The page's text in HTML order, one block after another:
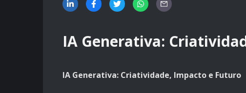
IA Generativa:
IA Generativa: Criatividade, Impacto e Futuro